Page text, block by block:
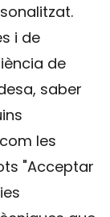
i de
de
saber
les
"Acceptar